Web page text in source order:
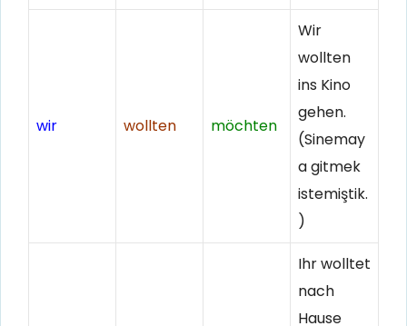
wir wollten möchten
Wir
wollten
ins Kino
gehen.
(Sinemay
a gitmek
istemiştik.
)
Ihr wolltet
nach
Hause